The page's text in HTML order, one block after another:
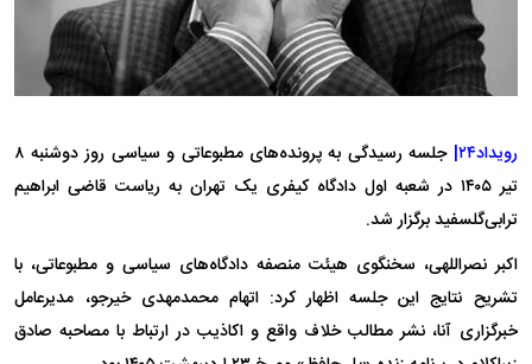
رویداد۲۴|
جلسه رسیدگی به پرونده‌های مطبوعاتی و سیاسی روز دوشنبه ۸
تیر ۱۴۰۵ در شعبه اول دادگاه کیفری یک تهران به ریاست قاضی ابراهیم
ترابی‌گلسفید برگزار شد.
اکبر نصراللهی، سخنگوی هیئت منصفه دادگاه‌های سیاسی و مطبوعاتی، با
تشریح نتایج این جلسه اظهار کرد: اتهام محمدمهدی خیرجو، مدیرعامل
خبرگزاری آنا، نشر مطالب خلاف واقع و اکاذیب در ارتباط با مصاحبه صادق